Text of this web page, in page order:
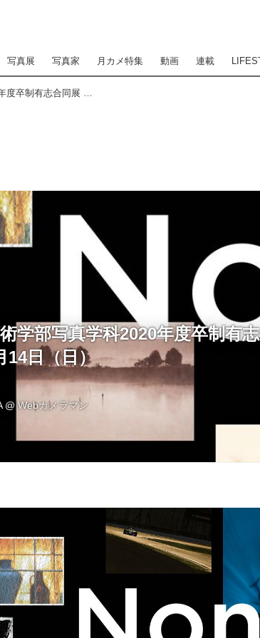
写真展 写真家 月カメ特集 動画 連載
Nonet 〜日本大学藝術学部写真学科2020年度卒制有志合同展 〜3月9日（火）〜3月14日（日）
学部写真学科2020年度卒制有
14日（日）
@Webカメラマン